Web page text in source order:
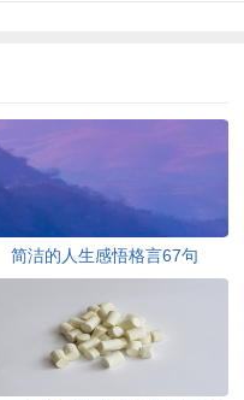
简洁的人生感悟格言67句